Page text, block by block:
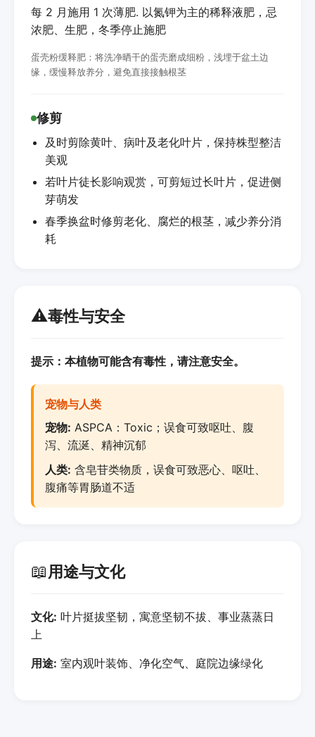
每 2 月施用 1 次薄肥. 以氮钾为主的稀释液肥，忌
浓肥、生肥，冬季停止施肥
蛋壳粉缓释肥：将洗净晒干的蛋壳磨成细粉，浅埋于盆土边
缘，缓慢释放养分，避免直接接触根茎
修剪
及时剪除黄叶、病叶及老化叶片，保持株型整洁
美观
若叶片徒长影响观赏，可剪短过长叶片，促进侧
芽萌发
春季换盆时修剪老化、腐烂的根茎，减少养分消
耗
⚠️毒性与安全
提示：本植物可能含有毒性，请注意安全。
宠物与人类
宠物: ASPCA：Toxic；误食可致呕吐、腹
泻、流涎、精神沉郁
人类: 含皂苷类物质，误食可致恶心、呕吐、
腹痛等胃肠道不适
📖用途与文化
文化: 叶片挺拔坚韧，寓意坚韧不拔、事业蒸蒸日
上
用途: 室内观叶装饰、净化空气、庭院边缘绿化